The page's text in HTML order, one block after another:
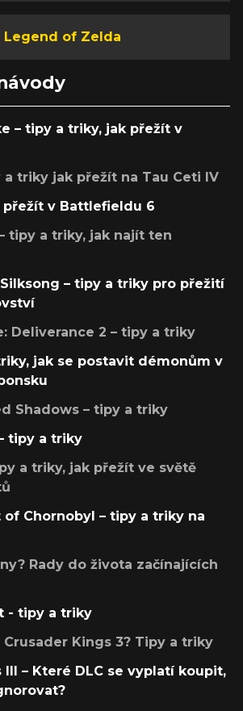
Legend of Zelda
– tipy a triky, jak přežít v
a triky jak přežít na Tau Ceti IV
přežít v Battlefieldu 6
tipy a triky, jak najít ten
– tipy a triky pro přežití
Deliverance 2 – tipy a triky
jak se postavit démonům v
Shadows – tipy a triky
tipy a triky
a triky, jak přežít ve světě
of Chornobyl – tipy a triky na
Rady do života začínajících
- tipy a triky
Kings 3? Tipy a triky
III – Které DLC se vyplatí koupit,